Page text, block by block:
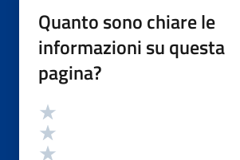
Quanto sono chiare le
informazioni su questa
pagina?
Valutazione